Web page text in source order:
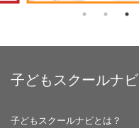
子どもスクールナビ
子どもスクールナビとは？